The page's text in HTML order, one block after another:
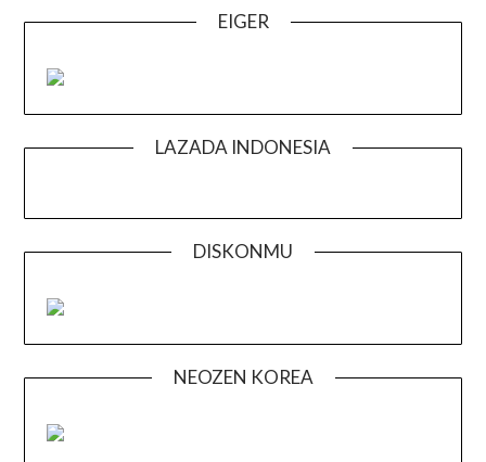
EIGER
LAZADA INDONESIA
DISKONMU
NEOZEN KOREA